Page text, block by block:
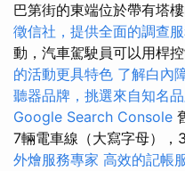
巴第街的東端位於帶有塔
徵信社，提供全面的調查
動，汽車駕駛員可以用桿控
的活動更具特色 了解白內
聽器品牌，挑選來自知名
Google Search Console
7輛電車線（大寫字母），
外燴服務專家 高效的記帳